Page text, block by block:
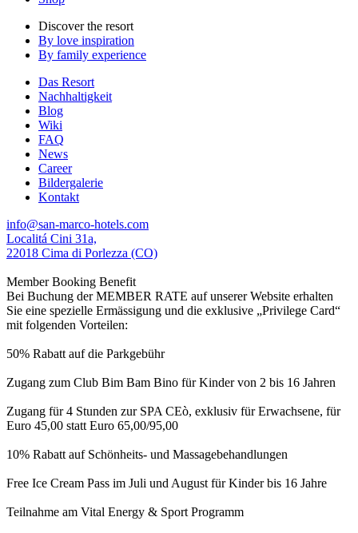
Discover the resort
By love inspiration
By family experience
Das Resort
Nachhaltigkeit
Blog
Wiki
FAQ
News
Career
Bildergalerie
Kontakt
info@san-marco-hotels.com
Localitá Cini 31a,
22018 Cima di Porlezza (CO)
Member Booking Benefit
Bei Buchung der MEMBER RATE auf unserer Website erhalten
Sie eine spezielle Ermässigung und die exklusive „Privilege Card“
mit folgenden Vorteilen:
50% Rabatt auf die Parkgebühr
Zugang zum Club Bim Bam Bino für Kinder von 2 bis 16 Jahren
Zugang für 4 Stunden zur SPA CEò, exklusiv für Erwachsene, für
Euro 45,00 statt Euro 65,00/95,00
10% Rabatt auf Schönheits- und Massagebehandlungen
Free Ice Cream Pass im Juli und August für Kinder bis 16 Jahre
Teilnahme am Vital Energy & Sport Programm